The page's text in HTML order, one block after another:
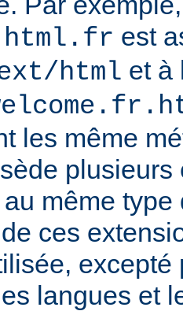
est
html et à
les même
plusieurs
même
ces
excepté
langues et